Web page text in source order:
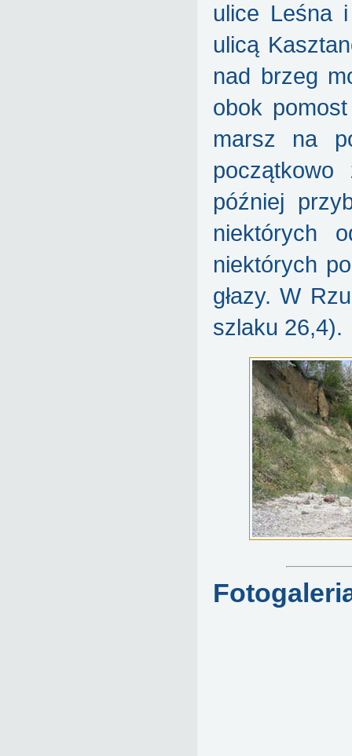
ulice Leśna
ulicą
nad brzeg
obok
marsz na
później
niektórych
niektórych
głazy. W
szlaku 26,4).